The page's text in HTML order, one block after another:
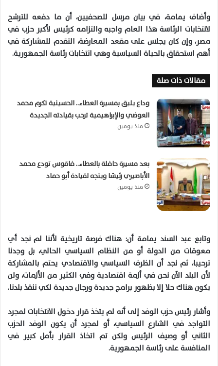
وأضاف يمامة، في بيان مرسل للصحفيين، أن ما دفعه للترشح
لانتخابات الرئاسة هذا العام واجبه والتزامه كرئيس لأكبر حزب في
مصر، وإن كان يجلس على مقعد المعارضة، التقدم للمشاركة في
أهم استحقاق بالحياة السياسية وهي انتخابات رئاسة الجمهورية.
مقالات ذات صلة
وداع يليق بمسيرة العطاء.. الحسينية تكرم محمد
العوضي والإبراهيمية ترحب بقيادته الجديدة
منذ يومين
بعد مسيرة حافلة بالعطاء.. فاقوس تودع محمد
الأباصيري رئيسًا ويتجه لقيادة أبو حماد
منذ يومين
وتابع عبد السند يمامة أن: هناك فرصة تاريخية لأننا لم نجد أي
معوقات من الدولة أو من النظام السياسي الحالي، بل وجدنا
ترحيبا، ثم نجد أن الظرف السياسي والاقتصادي يحتم بالمشاركة
لأن البلد الآن نحن في أزمة اقتصادية وفي الكثير من الأزمات، ولن
يكون هناك حلا إلا بظهور برامج جديدة ورجال جديدة لكي ننقذ بلدنا.
وأشار رئيس حزب الوفد إلى أنه لم يتخذ قرار دخول الانتخابات لمجرد
التواجد في الشارع السياسي، أو لمجرد أن يكون الوفد الحزب
الثاني أو وصيف الرئيس ولكن تم اتخاذ القرار بأمل كبير في
المنافسة على رئاسة الجمهورية.